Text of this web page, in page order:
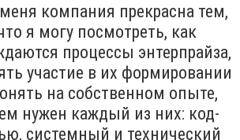
компания прекрасна тем,
я могу посмотреть, как
процессы энтерпрайза,
участие в их формировании
на собственном опыте,
нужен каждый из них: код-
системный и технический